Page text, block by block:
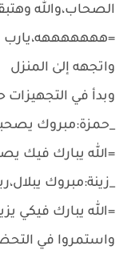
الصحاب،والله
=هههههههه،يارب
واتجهه إلىٰ المنزل
وبدأ في
_حمزة:مبروك
=الله يبارك فيك
_زينة:مبروك
=الله يبارك فيكي
واستمروا في